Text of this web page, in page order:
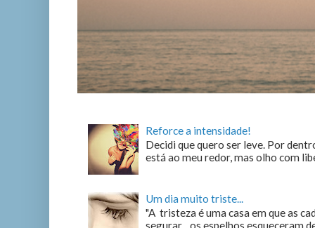
Reforce a intensidade!
Decidi que quero ser leve. Por
está ao meu redor, mas olho com
Um dia muito triste...
"A tristeza é uma casa em que as
segurar... os espelhos esqueceram